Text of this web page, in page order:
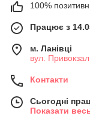
100%
Працює з
м. Ланівці
вул.
Контакти
Сьогодні
Показати